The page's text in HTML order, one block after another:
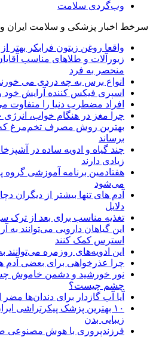
وب‌گردی سلامت
سرخط اخبار پزشکی و سلامت ایران
واقعا روغن زیتون فرابکر
زیورآلات و طلاهای مناسب
منحصر به فرد
انواع برس به چه دردی می
اسپری فیکس کننده آرایش خود
افراد مضطرب دنیا را متفاوت
چرا مغز در هنگام خواب،
بهترین روش مصرف تخم‌مرغ که
برساند
چند گیاه و ادویه ساده در
زیادی دارند
هفتادمین برنامه آموزشی
می‌شود
آدم های تنها بیشتر از دیگران
دلایل
تغذیه مناسب برای بعد از ترک
این گیاهان دارویی می‌توانند
استرس کمک کنند
این ادویه‌های روزمره
چرا عذرخواهی برای بعضی آدم
نور خورشید و دشمن خاموش
چشم چیست؟
آیا آب گازدار برای دندان‌ها
۱۰ بهترین پزشک پیکرتراشی
زیبایی بدن
فرزندپروری با هوش مصنوعی